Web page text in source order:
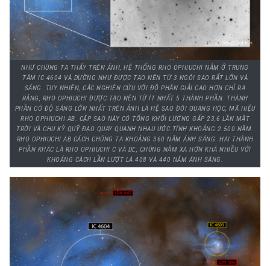
NHƯ CHÚNG TA THẤY TRÊN ẢNH, HỆ THỐNG RHO OPHIUCHI NẰM Ở TRUNG
TÂM IC 4604 VÀ DƯỜNG NHƯ ĐƯỢC TẠO NÊN TỪ 3 NGÔI SAO RẤT LỚN VÀ
SÁNG. TUY NHIÊN, CÁC NGHIÊN CỨU VỚI ĐỘ PHÂN GIẢI CAO HƠN CHỈ RA
RẰNG, RHO OPHIUCHI ĐƯỢC TẠO NÊN TỪ ÍT NHẤT 5 THÀNH PHẦN. THÀNH
PHẦN CÓ ĐỘ SÁNG LỚN NHẤT TRÊN ẢNH LÀ HỆ SAO ĐÔI QUANG HỌC, MÃ HIỆU
RHO OPHIUCHI AB. CẶP SAO NÀY CÓ TỔNG KHỐI LƯỢNG GẤP 23,6 LẦN MẶT
TRỜI VÀ CHU KỲ QUỸ ĐẠO QUAY QUANH NHAU ƯỚC TÍNH KHOẢNG 2.500 NĂM.
RHO OPHIUCHI AB CÁCH CHÚNG TA KHOẢNG 360 NĂM ÁNH SÁNG. HAI THÀNH
PHẦN KHÁC LÀ RHO OPHIUCHI C VÀ DE, CHÚNG NẰM XA HƠN KHÁ NHIỀU VỚI
KHOẢNG CÁCH LẦN LƯỢT LÀ 408 VÀ 440 NĂM ÁNH SÁNG.